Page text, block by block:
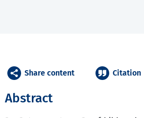
Abstract
Share content Citation